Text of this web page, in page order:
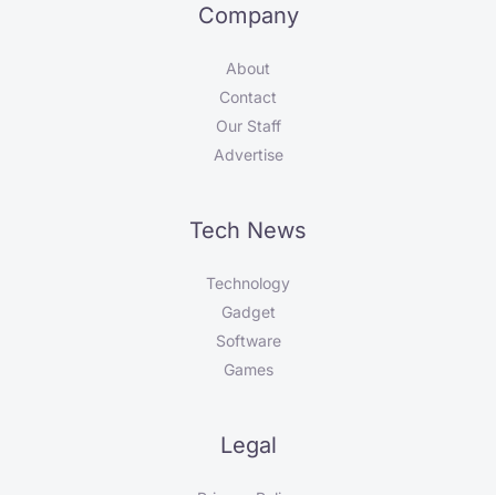
Company
About
Contact
Our Staff
Advertise
Tech News
Technology
Gadget
Software
Games
Legal